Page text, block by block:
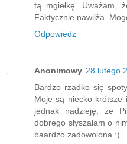
tą mgiełkę. Uważam,
Faktycznie nawilża.
Odpowiedz
Anonimowy 28 lutego
Bardzo rzadko się
Moje są niecko krótsze
jednak nadzieję, że
dobrego słyszałam o
baardzo zadowolona :)